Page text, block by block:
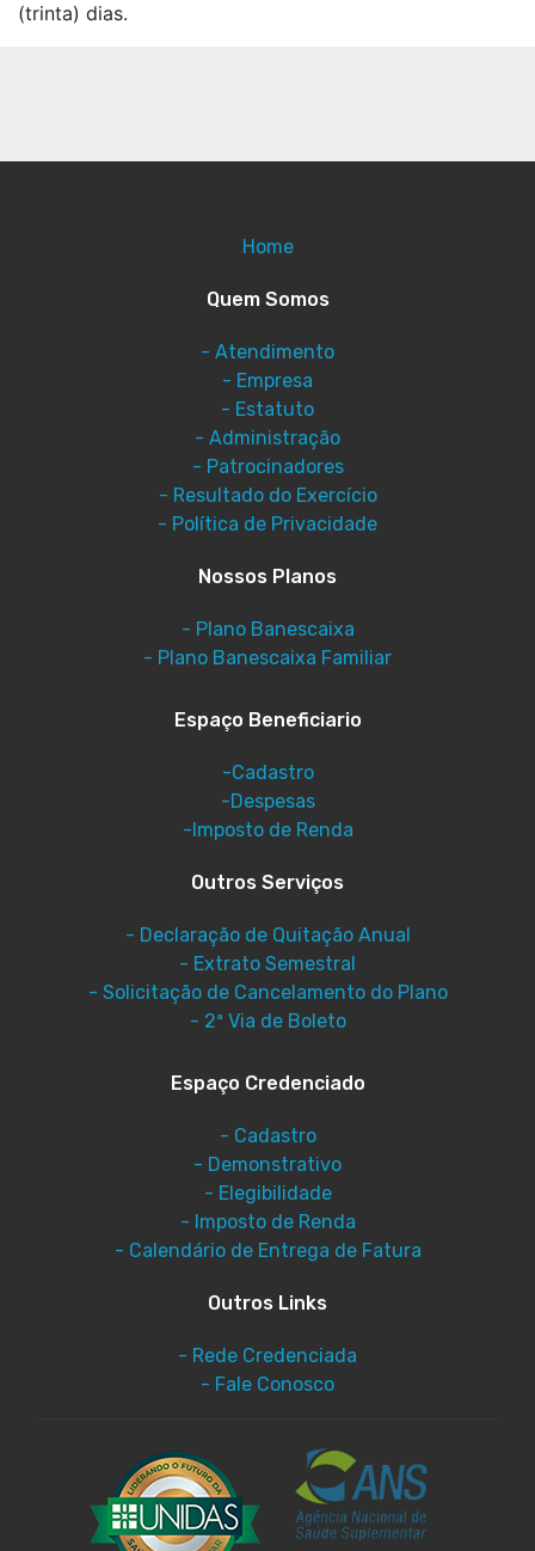
(trinta) dias.
Home
Quem Somos
- Atendimento
- Empresa
- Estatuto
- Administração
- Patrocinadores
- Resultado do Exercício
- Política de Privacidade
Nossos Planos
- Plano Banescaixa
- Plano Banescaixa Familiar
Espaço Beneficiario
-Cadastro
-Despesas
-Imposto de Renda
Outros Serviços
- Declaração de Quitação Anual
- Extrato Semestral
- Solicitação de Cancelamento do Plano
- 2ª Via de Boleto
Espaço Credenciado
- Cadastro
- Demonstrativo
- Elegibilidade
- Imposto de Renda
- Calendário de Entrega de Fatura
Outros Links
- Rede Credenciada
- Fale Conosco